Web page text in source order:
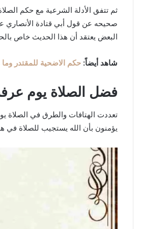
ثم تتفق الأدلة الشرعية مع حكم
صحيحه عن قول أبي قتادة الأنصاري
البعض يعتقد أن هذا الحديث خاص
شاهد أيضاً: حكم الاضحية للمقتدر
فضل الصلاة يوم
تعددت الهتافات والطرق في الصلاة
يؤمنون بأن الله يستجيب للصلاة في